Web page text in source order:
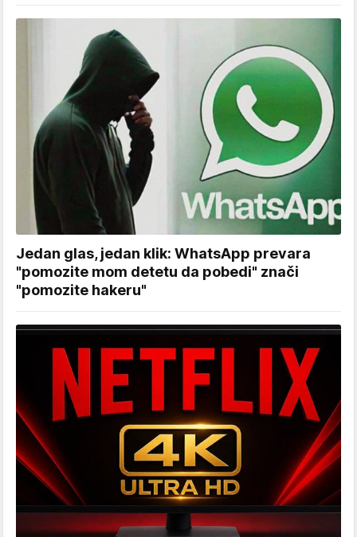
Jedan glas, jedan klik: WhatsApp prevara
"pomozite mom detetu da pobedi" znači
"pomozite hakeru"